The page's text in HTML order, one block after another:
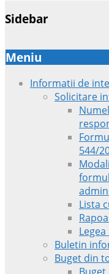
Sidebar
Meniu
Informatii de
Solicitare
544/
Lista
Buletin
Buget din